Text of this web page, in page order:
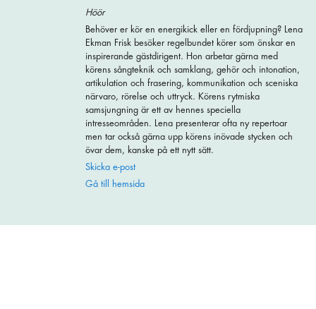
Höör
Behöver er kör en energikick eller en fördjupning? Lena
Ekman Frisk besöker regelbundet körer som önskar en
inspirerande gästdirigent. Hon arbetar gärna med
körens sångteknik och samklang, gehör och intonation,
artikulation och frasering, kommunikation och sceniska
närvaro, rörelse och uttryck. Körens rytmiska
samsjungning är ett av hennes speciella
intresseområden. Lena presenterar ofta ny repertoar
men tar också gärna upp körens inövade stycken och
övar dem, kanske på ett nytt sätt.
Skicka e-post
Gå till hemsida